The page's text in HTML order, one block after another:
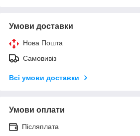
Умови доставки
Нова Пошта
Самовивіз
Всі умови доставки
Умови оплати
Післяплата